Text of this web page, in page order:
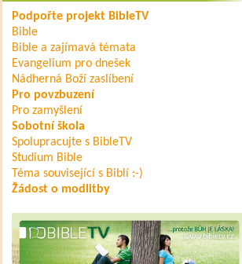
Podpořte projekt BibleTV
Bible
Bible a zajímavá témata
Evangelium pro dnešek
Nádherná Boží zaslíbení
Pro povzbuzení
Pro zamyšlení
Sobotní škola
Spolupracujte s BibleTV
Studium Bible
Téma související s Biblí :-)
Žádost o modlitby